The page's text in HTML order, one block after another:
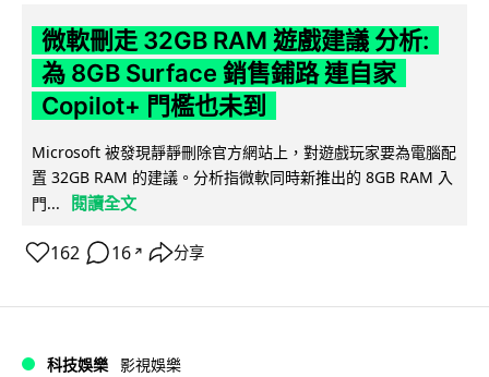
微軟刪走 32GB RAM 遊戲建議 分析:
為 8GB Surface 銷售鋪路 連自家
Copilot+ 門檻也未到
Microsoft 被發現靜靜刪除官方網站上，對遊戲玩家要為電腦配
置 32GB RAM 的建議。分析指微軟同時新推出的 8GB RAM 入
門...
閱讀全文
162 16 ↗ 分享
科技娛樂 影視娛樂